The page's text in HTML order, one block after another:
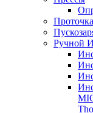
Ручной